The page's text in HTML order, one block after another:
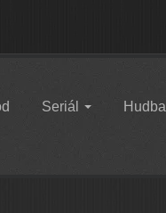
Seriál Hudba